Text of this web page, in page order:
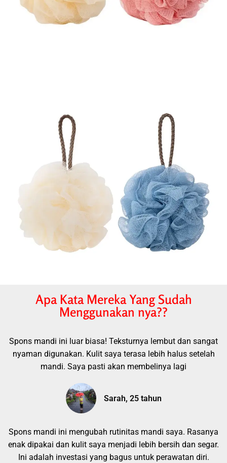
Apa Kata Mereka Yang Sudah
Menggunakan nya??
Spons mandi ini luar biasa! Teksturnya lembut dan sangat
nyaman digunakan. Kulit saya terasa lebih halus setelah
mandi. Saya pasti akan membelinya lagi
Sarah, 25 tahun
Spons mandi ini mengubah rutinitas mandi saya. Rasanya
enak dipakai dan kulit saya menjadi lebih bersih dan segar.
Ini adalah investasi yang bagus untuk perawatan diri.